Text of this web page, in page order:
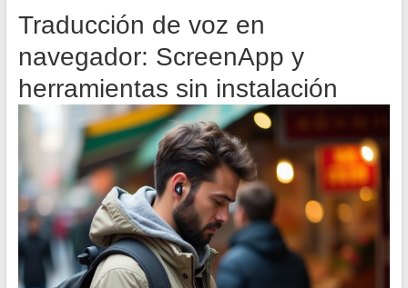
Traducción de voz en
navegador: ScreenApp y
herramientas sin instalación